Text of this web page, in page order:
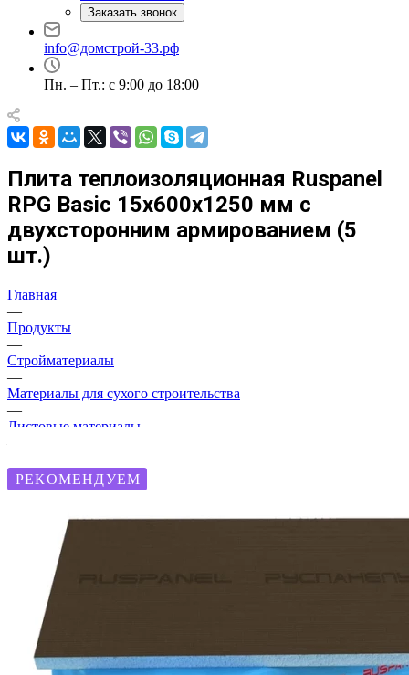
Заказать звонок
info@домстрой-33.рф
Пн. – Пт.: с 9:00 до 18:00
Плита теплоизоляционная Ruspanel
RPG Basic 15х600х1250 мм с
двухсторонним армированием (5
шт.)
Главная
—
Продукты
—
Стройматериалы
—
Материалы для сухого строительства
—
Листовые материалы
РЕКОМЕНДУЕМ